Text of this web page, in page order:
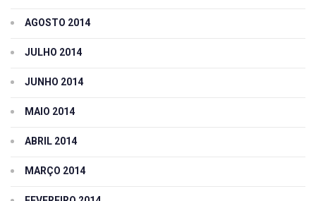
AGOSTO 2014
JULHO 2014
JUNHO 2014
MAIO 2014
ABRIL 2014
MARÇO 2014